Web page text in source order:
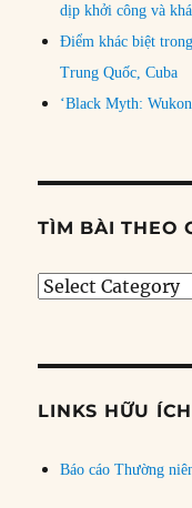
dịp khởi công và
Điểm khác biệt
Trung Quốc, Cuba
‘Black Myth:
TÌM BÀI THEO
Tìm
đề
LINKS HỮU ÍCH
Báo cáo Thường